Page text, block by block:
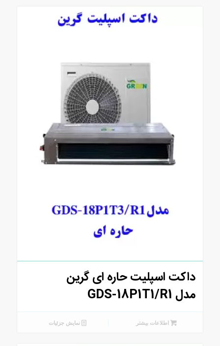
داکت اسپلیت حاره ای گرین
مدل GDS-18P1T1/R1
اطلاعات بیشتر نمایش جزئیات